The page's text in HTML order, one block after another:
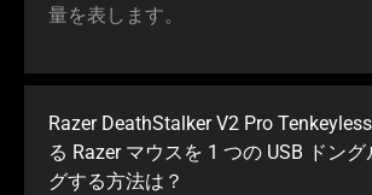
量を表します。
Razer DeathStalker V2 Pro
る Razer マウスを 1 つの USB ドン
グする方法は？